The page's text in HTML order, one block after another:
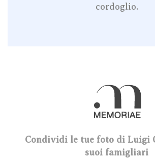
cordoglio.
Condividi le tue foto di Luigi
suoi famigliari